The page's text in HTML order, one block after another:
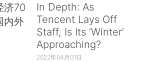
济70
内外
In Depth: As
Tencent Lays Off
Staff, Is Its ‘Winter’
Approaching?
2022年04月01日